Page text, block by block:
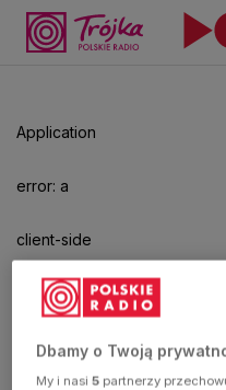
Application
error: a
client-side
exception
hasDbamy o Twoją
My i nasi5 partnerzy